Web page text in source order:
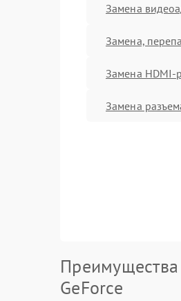
Замена
Замена,
Замена HDMI-
Замена
Преимущества
GeForce